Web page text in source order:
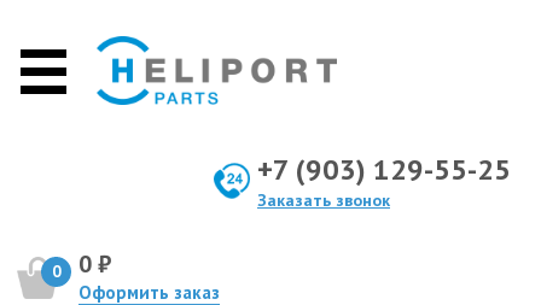
+7 (903) 129-55-25
Заказать звонок
0 0 ₽
Оформить заказ